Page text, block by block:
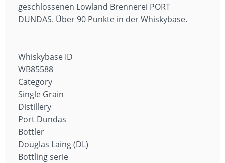
geschlossenen Lowland Brennerei PORT
DUNDAS. Über 90 Punkte in der Whiskybase.
Whiskybase ID
WB85588
Category
Single Grain
Distillery
Port Dundas
Bottler
Douglas Laing (DL)
Bottling serie